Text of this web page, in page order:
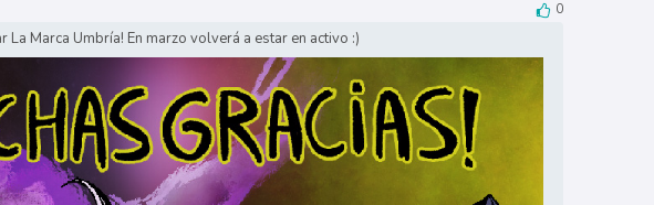
0
La Marca Umbría! En marzo volverá a estar en activo :)